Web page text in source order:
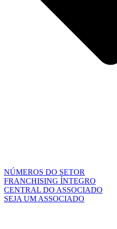
NÚMEROS DO SETOR
FRANCHISING ÍNTEGRO
CENTRAL DO ASSOCIADO
SEJA UM ASSOCIADO